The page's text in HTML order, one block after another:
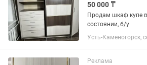
50 000 ₸
Продам шкаф купе
состоянии, б/у
Усть-Каменогорск,
Реклама